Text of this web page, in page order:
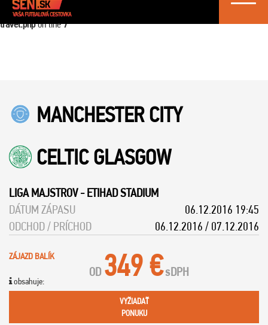
/sites/staging.futbalovysen.sk/files/wp-content/themes/fb/single-
travel.phpon line7
MANCHESTER CITY
CELTIC GLASGOW
LIGA MAJSTROV-ETIHAD STADIUM
DÁTUM ZÁPASU
06.12.2016 19:45
ODCHOD / PRÍCHOD
06.12.2016 / 07.12.2016
ZÁJAZD BALÍK
obsahuje:
OD 349 €sDPH
VYŽIADAŤ
PONUKU